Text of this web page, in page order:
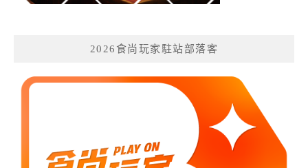
2026食尚玩家駐站部落客